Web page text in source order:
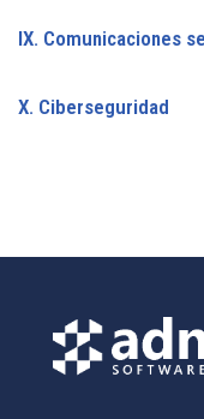
IX. Comunicaciones
X. Ciberseguridad